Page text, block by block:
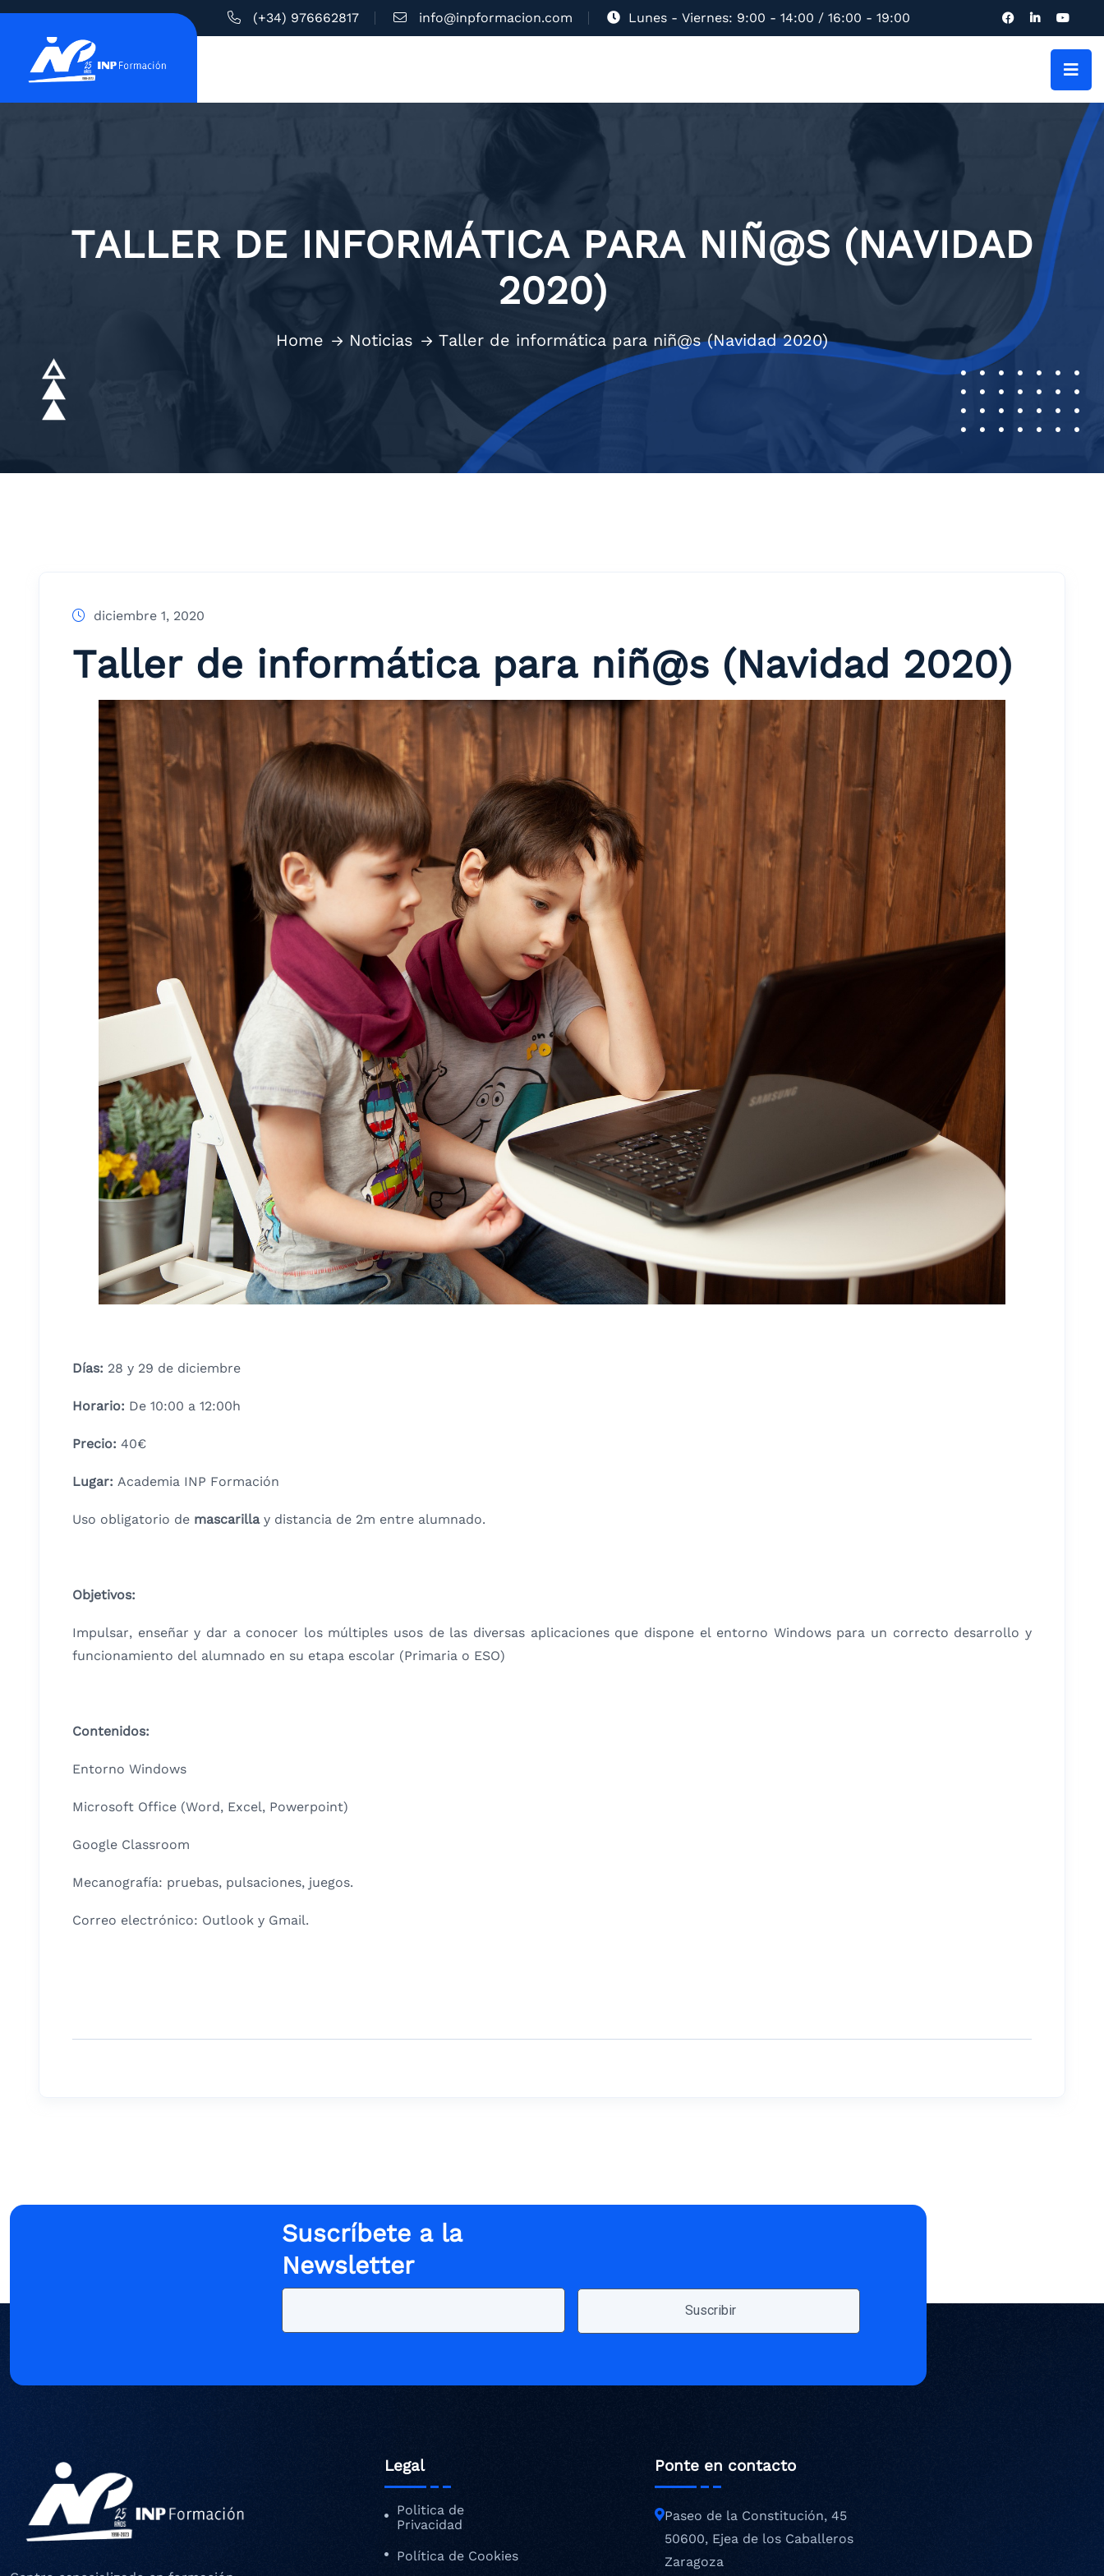
(+34) 976662817 info@inpformacion.com Lunes - Viernes: 9:00 - 14:00 / 16:00 - 19:00
TALLER DE INFORMÁTICA PARA NIÑ@S (NAVIDAD
2020)
Home Noticias Taller de informática para niñ@s (Navidad 2020)
diciembre 1, 2020
Taller de informática para niñ@s (Navidad 2020)
Días: 28 y 29 de diciembre
Horario: De 10:00 a 12:00h
Precio: 40€
Lugar: Academia INP Formación
Uso obligatorio de mascarillay distancia de 2m entre alumnado.
Objetivos:
Impulsar, enseñar y dar a conocer los múltiples usos de las diversas aplicaciones que dispone el entorno Windows para un correcto desarrollo y
funcionamiento del alumnado en su etapa escolar (Primaria o ESO)
Contenidos:
Entorno Windows
Microsoft Office (Word, Excel, Powerpoint)
Google Classroom
Mecanografía: pruebas, pulsaciones, juegos.
Correo electrónico: Outlook y Gmail.
Suscríbete a la
Newsletter
Legal
Politica de
Privacidad
Política de Cookies
Ponte en contacto
Paseo de la Constitución, 45
50600, Ejea de los Caballeros
Zaragoza